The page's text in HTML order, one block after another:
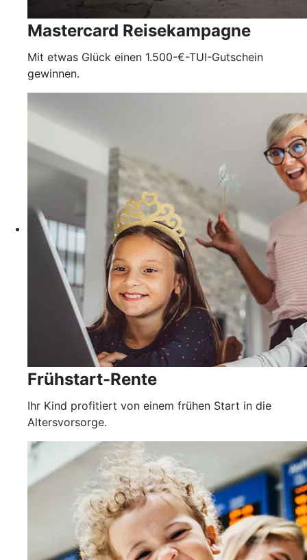
Mastercard Reisekampagne
Mit etwas Glück einen 1.500-€-TUI-Gutschein
gewinnen.
Frühstart-Rente
Ihr Kind profitiert von einem frühen Start in die
Altersvorsorge.